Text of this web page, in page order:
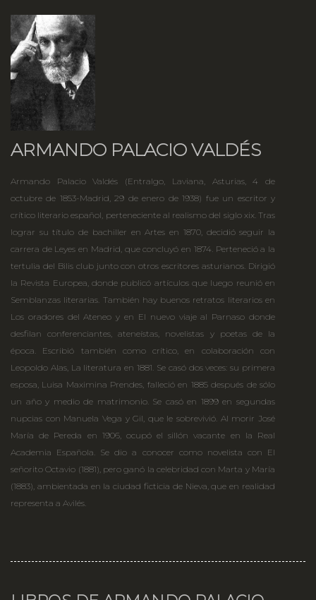
ARMANDO PALACIO VALDÉS
Armando Palacio Valdés (Entralgo, Laviana, Asturias, 4 de
octubre de 1853-Madrid, 29 de enero de 1938) fue un escritor y
crítico literario español, perteneciente al realismo del siglo xix. Tras
lograr su título de bachiller en Artes en 1870, decidió seguir la
carrera de Leyes en Madrid, que concluyó en 1874. Perteneció a la
tertulia del Bilis club junto con otros escritores asturianos. Dirigió
la Revista Europea, donde publicó artículos que luego reunió en
Semblanzas literarias. También hay buenos retratos literarios en
Los oradores del Ateneo y en El nuevo viaje al Parnaso donde
desfilan conferenciantes, ateneístas, novelistas y poetas de la
época. Escribió también como crítico, en colaboración con
Leopoldo Alas, La literatura en 1881. Se casó dos veces: su primera
esposa, Luisa Maximina Prendes, falleció en 1885 después de sólo
un año y medio de matrimonio. Se casó en 1899 en segundas
nupcias con Manuela Vega y Gil, que le sobrevivió. Al morir José
María de Pereda en 1906, ocupó el sillón vacante en la Real
Academia Española. Se dio a conocer como novelista con El
señorito Octavio (1881), pero ganó la celebridad con Marta y María
(1883), ambientada en la ciudad ficticia de Nieva, que en realidad
representa a Avilés.